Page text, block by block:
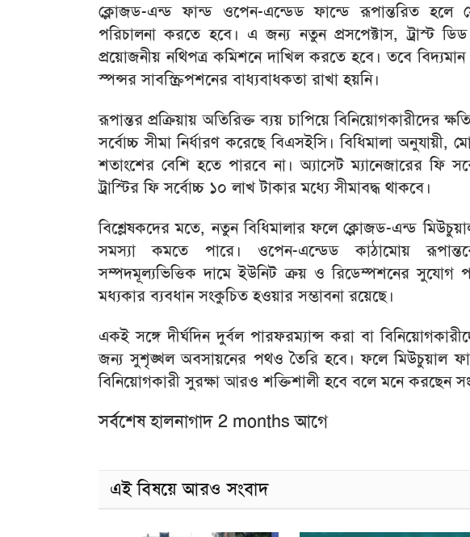
ক্লোজড-এন্ড ফান্ড ওপেন-এন্ডেড ফান্ডে রূপান্তরিত হলে
পরিচালনা করতে হবে। এ জন্য নতুন প্রসপেক্টাস, ট্রাস্ট ডিড
প্রয়োজনীয় নথিপত্র কমিশনে দাখিল করতে হবে। তবে বিদ্যমান
স্পন্সর সাবস্ক্রিপশনের বাধ্যবাধকতা রাখা হয়নি।
রূপান্তর প্রক্রিয়ায় অতিরিক্ত ব্যয় চাপিয়ে বিনিয়োগকারীদের
সর্বোচ্চ সীমা নির্ধারণ করেছে বিএসইসি। বিধিমালা
শতাংশের বেশি হতে পারবে না। অ্যাসেট ম্যানেজারের ফি
ট্রাস্টির ফি সর্বোচ্চ ১০ লাখ টাকার মধ্যে সীমাবদ্ধ থাকবে।
বিশ্লেষকদের মতে, নতুন বিধিমালার ফলে ক্লোজড-এন্ড
সমস্যা কমতে পারে। ওপেন-এন্ডেড কাঠামোয়
সম্পদমূল্যভিত্তিক দামে ইউনিট ক্রয় ও রিডেম্পশনের
মধ্যকার ব্যবধান সংকুচিত হওয়ার সম্ভাবনা রয়েছে।
একই সঙ্গে দীর্ঘদিন দুর্বল পারফরম্যান্স করা বা
জন্য সুশৃঙ্খল অবসায়নের পথও তৈরি হবে। ফলে মিউচুয়াল
বিনিয়োগকারী সুরক্ষা আরও শক্তিশালী হবে বলে মনে করছেন
সর্বশেষ হালনাগাদ 2 months আগে
এই বিষয়ে আরও সংবাদ